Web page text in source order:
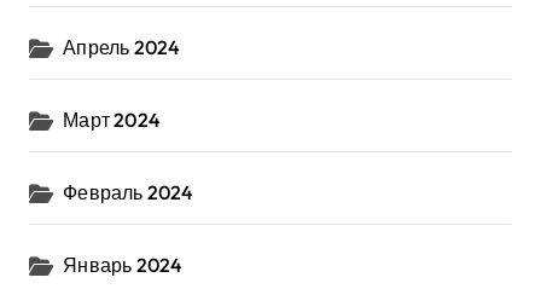
Апрель 2024
Март 2024
Февраль 2024
Январь 2024